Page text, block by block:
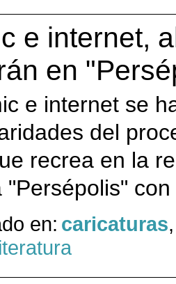
e internet,
en
e internet se
del
recrea en la
"Persépolis"
en: caricaturas